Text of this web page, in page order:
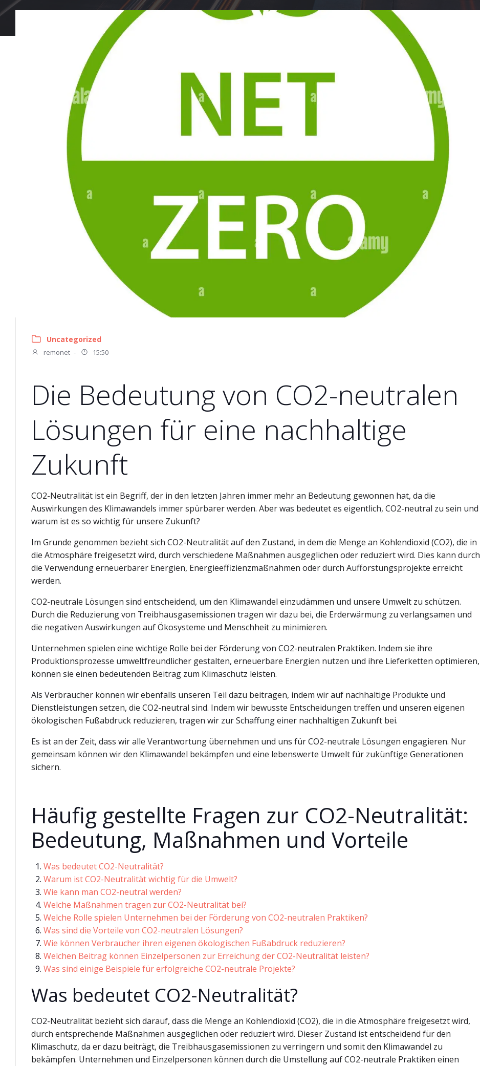
Uncategorized
remonet - 15:50
Die Bedeutung von CO2-neutralen
Lösungen für eine nachhaltige
Zukunft
CO2-Neutralität ist ein Begriff, der in den letzten Jahren immer mehr an Bedeutung gewonnen hat, da die
Auswirkungen des Klimawandels immer spürbarer werden. Aber was bedeutet es eigentlich, CO2-neutral zu sein und
warum ist es so wichtig für unsere Zukunft?
Im Grunde genommen bezieht sich CO2-Neutralität auf den Zustand, in dem die Menge an Kohlendioxid (CO2), die in
die Atmosphäre freigesetzt wird, durch verschiedene Maßnahmen ausgeglichen oder reduziert wird. Dies kann durch
die Verwendung erneuerbarer Energien, Energieeffizienzmaßnahmen oder durch Aufforstungsprojekte erreicht
werden.
CO2-neutrale Lösungen sind entscheidend, um den Klimawandel einzudämmen und unsere Umwelt zu schützen.
Durch die Reduzierung von Treibhausgasemissionen tragen wir dazu bei, die Erderwärmung zu verlangsamen und
die negativen Auswirkungen auf Ökosysteme und Menschheit zu minimieren.
Unternehmen spielen eine wichtige Rolle bei der Förderung von CO2-neutralen Praktiken. Indem sie ihre
Produktionsprozesse umweltfreundlicher gestalten, erneuerbare Energien nutzen und ihre Lieferketten optimieren,
können sie einen bedeutenden Beitrag zum Klimaschutz leisten.
Als Verbraucher können wir ebenfalls unseren Teil dazu beitragen, indem wir auf nachhaltige Produkte und
Dienstleistungen setzen, die CO2-neutral sind. Indem wir bewusste Entscheidungen treffen und unseren eigenen
ökologischen Fußabdruck reduzieren, tragen wir zur Schaffung einer nachhaltigen Zukunft bei.
Es ist an der Zeit, dass wir alle Verantwortung übernehmen und uns für CO2-neutrale Lösungen engagieren. Nur
gemeinsam können wir den Klimawandel bekämpfen und eine lebenswerte Umwelt für zukünftige Generationen
sichern.
Häufig gestellte Fragen zur CO2-Neutralität:
Bedeutung, Maßnahmen und Vorteile
Was bedeutet CO2-Neutralität?
Warum ist CO2-Neutralität wichtig für die Umwelt?
Wie kann man CO2-neutral werden?
Welche Maßnahmen tragen zur CO2-Neutralität bei?
Welche Rolle spielen Unternehmen bei der Förderung von CO2-neutralen Praktiken?
Was sind die Vorteile von CO2-neutralen Lösungen?
Wie können Verbraucher ihren eigenen ökologischen Fußabdruck reduzieren?
Welchen Beitrag können Einzelpersonen zur Erreichung der CO2-Neutralität leisten?
Was sind einige Beispiele für erfolgreiche CO2-neutrale Projekte?
Was bedeutet CO2-Neutralität?
CO2-Neutralität bezieht sich darauf, dass die Menge an Kohlendioxid (CO2), die in die Atmosphäre freigesetzt wird,
durch entsprechende Maßnahmen ausgeglichen oder reduziert wird. Dieser Zustand ist entscheidend für den
Klimaschutz, da er dazu beiträgt, die Treibhausgasemissionen zu verringern und somit den Klimawandel zu
bekämpfen. Unternehmen und Einzelpersonen können durch die Umstellung auf CO2-neutrale Praktiken einen